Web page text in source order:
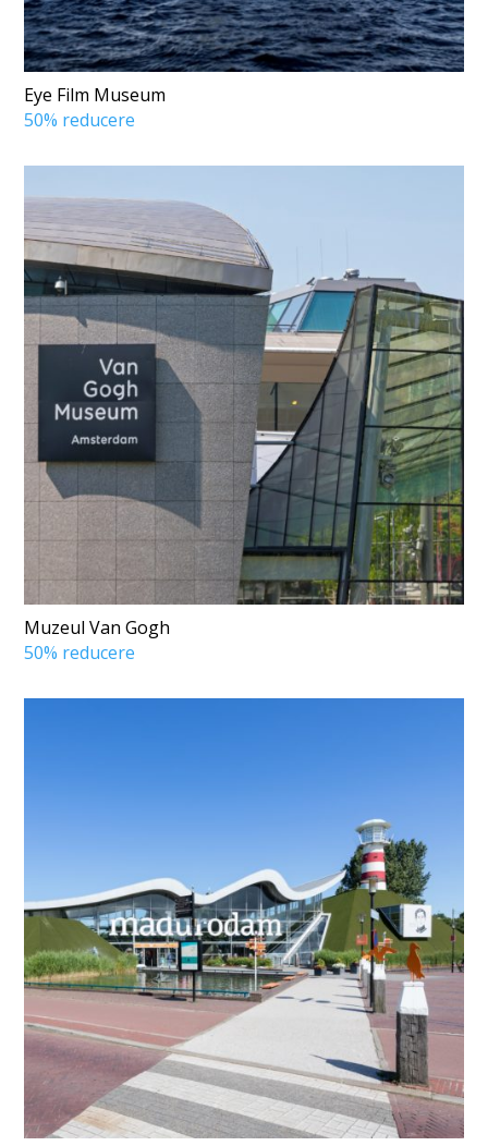
Eye Film Museum
50% reducere
Muzeul Van Gogh
50% reducere